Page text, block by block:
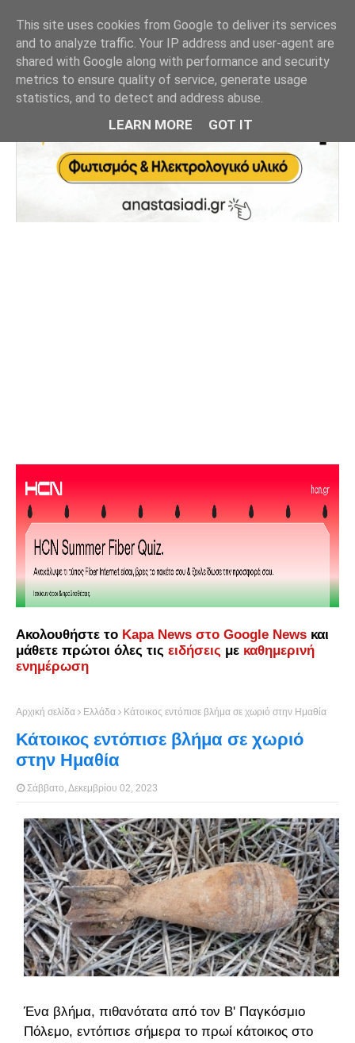
Ακολουθήστε το Kapa News στο Google News και
μάθετε πρώτοι όλες τις ειδήσεις με καθημερινή
ενημέρωση
Αρχική σελίδα Ελλάδα Κάτοικος εντόπισε βλήμα σε χωριό στην Ημαθία
Κάτοικος εντόπισε βλήμα σε χωριό
στην Ημαθία
Σάββατο, Δεκεμβρίου 02, 2023
Ένα βλήμα, πιθανότατα από τον Β' Παγκόσμιο
Πόλεμο, εντόπισε σήμερα το πρωί κάτοικος στο
This site uses cookies from Google to deliver its services
and to analyze traffic. Your IP address and user-agent are
shared with Google along with performance and security
metrics to ensure quality of service, generate usage
statistics, and to detect and address abuse.
LEARN MORE GOT IT